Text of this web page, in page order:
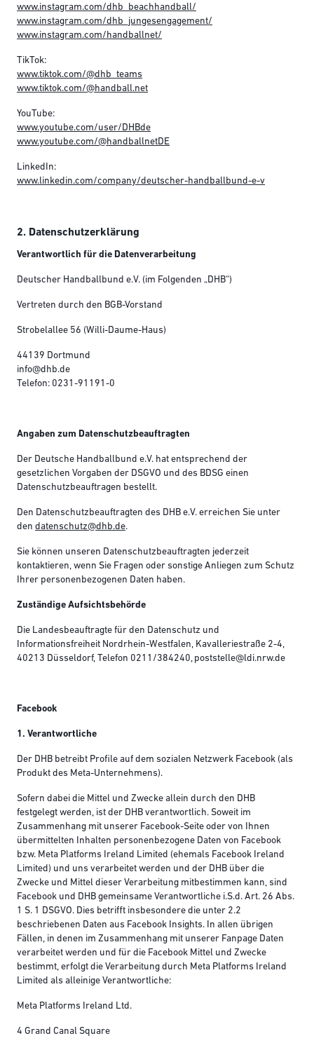
www.instagram.com/dhb_beachhandball/
www.instagram.com/dhb_jungesengagement/
www.instagram.com/handballnet/
TikTok:
www.tiktok.com/@dhb_teams
www.tiktok.com/@handball.net
YouTube:
www.youtube.com/user/DHBde
www.youtube.com/@handballnetDE
LinkedIn:
www.linkedin.com/company/deutscher-handballbund-e-v
2. Datenschutzerklärung
Verantwortlich für die Datenverarbeitung
Deutscher Handballbund e.V. (im Folgenden „DHB“)
Vertreten durch den BGB-Vorstand
Strobelallee 56 (Willi-Daume-Haus)
44139 Dortmund
info@dhb.de
Telefon: 0231-91191-0
Angaben zum Datenschutzbeauftragten
Der Deutsche Handballbund e.V. hat entsprechend der
gesetzlichen Vorgaben der DSGVO und des BDSG einen
Datenschutzbeauftragen bestellt.
Den Datenschutzbeauftragten des DHB e.V. erreichen Sie unter
den datenschutz@dhb.de.
Sie können unseren Datenschutzbeauftragten jederzeit
kontaktieren, wenn Sie Fragen oder sonstige Anliegen zum Schutz
Ihrer personenbezogenen Daten haben.
Zuständige Aufsichtsbehörde
Die Landesbeauftragte für den Datenschutz und
Informationsfreiheit Nordrhein-Westfalen, Kavalleriestraße 2-4,
40213 Düsseldorf, Telefon 0211/384240, poststelle@ldi.nrw.de
Facebook
1. Verantwortliche
Der DHB betreibt Profile auf dem sozialen Netzwerk Facebook (als
Produkt des Meta-Unternehmens).
Sofern dabei die Mittel und Zwecke allein durch den DHB
festgelegt werden, ist der DHB verantwortlich. Soweit im
Zusammenhang mit unserer Facebook-Seite oder von Ihnen
übermittelten Inhalten personenbezogene Daten von Facebook
bzw. Meta Platforms Ireland Limited (ehemals Facebook Ireland
Limited) und uns verarbeitet werden und der DHB über die
Zwecke und Mittel dieser Verarbeitung mitbestimmen kann, sind
Facebook und DHB gemeinsame Verantwortliche i.S.d. Art. 26 Abs.
1 S. 1 DSGVO. Dies betrifft insbesondere die unter 2.2
beschriebenen Daten aus Facebook Insights. In allen übrigen
Fällen, in denen im Zusammenhang mit unserer Fanpage Daten
verarbeitet werden und für die Facebook Mittel und Zwecke
bestimmt, erfolgt die Verarbeitung durch Meta Platforms Ireland
Limited als alleinige Verantwortliche:
Meta Platforms Ireland Ltd.
4 Grand Canal Square